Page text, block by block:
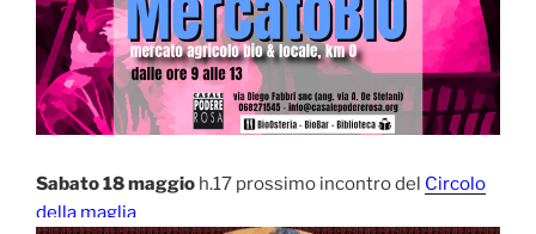
Sabato 18 maggio h.17 prossimo incontro del Circolo
della maglia